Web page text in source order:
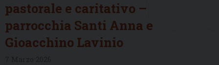
pastorale e caritativo –
parrocchia Santi Anna e
Gioacchino Lavinio